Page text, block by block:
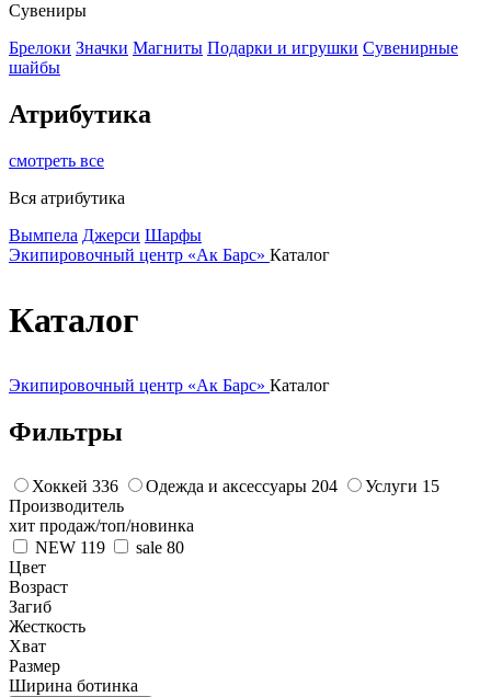
Сувениры
Брелоки Значки Магниты Подарки и игрушки Сувенирные
шайбы
Атрибутика
смотреть все
Вся атрибутика
Вымпела Джерси Шарфы
Экипировочный центр «Ак Барс» Каталог
Каталог
Экипировочный центр «Ак Барс» Каталог
Фильтры
Хоккей 336 Одежда и аксессуары 204 Услуги 15
Производитель
хит продаж/топ/новинка
NEW 119 sale 80
Цвет
Возраст
Загиб
Жесткость
Хват
Размер
Ширина ботинка